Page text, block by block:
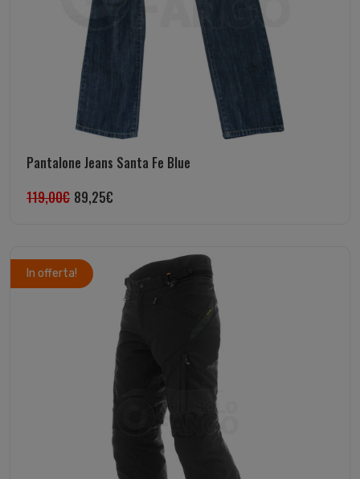
Pantalone Jeans Santa Fe Blue
119,00€ 89,25€
In offerta!